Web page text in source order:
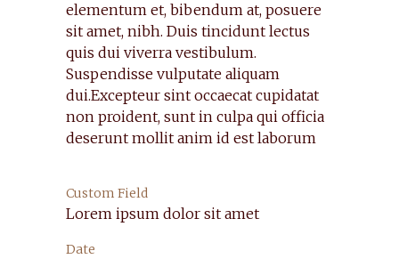
elementum et, bibendum at, posuere
sit amet, nibh. Duis tincidunt lectus
quis dui viverra vestibulum.
Suspendisse vulputate aliquam
dui.Excepteur sint occaecat cupidatat
non proident, sunt in culpa qui officia
deserunt mollit anim id est laborum
Custom Field
Lorem ipsum dolor sit amet
Date